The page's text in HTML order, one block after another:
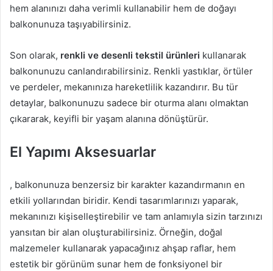
hem alanınızı daha verimli kullanabilir hem de doğayı
balkonunuza taşıyabilirsiniz.
Son olarak, renkli ve desenli tekstil ürünleri kullanarak
balkonunuzu canlandırabilirsiniz. Renkli yastıklar, örtüler
ve perdeler, mekanınıza hareketlilik kazandırır. Bu tür
detaylar, balkonunuzu sadece bir oturma alanı olmaktan
çıkararak, keyifli bir yaşam alanına dönüştürür.
El Yapımı Aksesuarlar
, balkonunuza benzersiz bir karakter kazandırmanın en
etkili yollarından biridir. Kendi tasarımlarınızı yaparak,
mekanınızı kişiselleştirebilir ve tam anlamıyla sizin tarzınızı
yansıtan bir alan oluşturabilirsiniz. Örneğin, doğal
malzemeler kullanarak yapacağınız ahşap raflar, hem
estetik bir görünüm sunar hem de fonksiyonel bir